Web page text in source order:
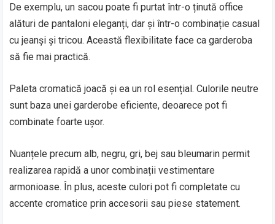
De exemplu, un sacou poate fi purtat într-o ținută office
alături de pantaloni eleganți, dar și într-o combinație casual
cu jeanși și tricou. Această flexibilitate face ca garderoba
să fie mai practică.
Paleta cromatică joacă și ea un rol esențial. Culorile neutre
sunt baza unei garderobe eficiente, deoarece pot fi
combinate foarte ușor.
Nuanțele precum alb, negru, gri, bej sau bleumarin permit
realizarea rapidă a unor combinații vestimentare
armonioase. În plus, aceste culori pot fi completate cu
accente cromatice prin accesorii sau piese statement.